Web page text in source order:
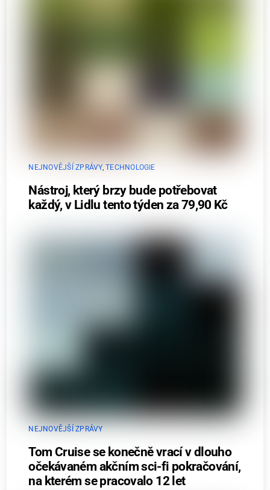
NEJNOVĚJŠÍ ZPRÁVY,TECHNOLOGIE
Nástroj, který brzy bude potřebovat
každý, v Lidlu tento týden za 79,90 Kč
NEJNOVĚJŠÍ ZPRÁVY
Tom Cruise se konečně vrací v dlouho
očekávaném akčním sci-fi pokračování,
na kterém se pracovalo 12 let